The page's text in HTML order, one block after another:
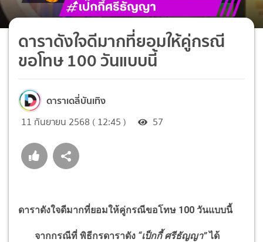
ดาราดังใจดีมากที่ยอมให้คู่กรณี
ขอโทษ 100 วันแบบนี้
ดาราเดลี่บันเทิง
11 กันยายน 2568 ( 12:45 ) 57
ดาราดังใจดีมากที่ยอมให้คู่กรณีขอโทษ 100 วันแบบนี้
จากกรณีที่ พิธีกรดาราดัง “เป็กกี้ ศรีธัญญา”ได้